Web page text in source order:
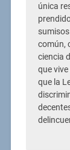
única
común,
ciencia
que
que la